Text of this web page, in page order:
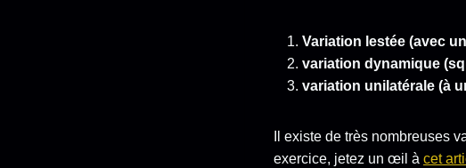
Variation lestée (avec
variation dynamique
variation unilatérale (à
Il existe de très nombreuses
exercice, jetez un œil à cet